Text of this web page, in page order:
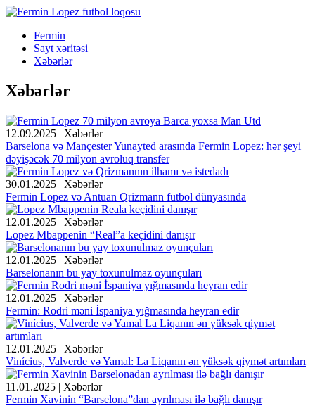
Fermin
Sayt xəritəsi
Xəbərlər
Xəbərlər
12.09.2025 | Xəbərlər
Barselona və Mançester Yunayted arasında Fermin Lopez: hər şeyi
dəyişəcək 70 milyon avroluq transfer
30.01.2025 | Xəbərlər
Fermin Lopez və Antuan Qrizmann futbol dünyasında
12.01.2025 | Xəbərlər
Lopez Mbappenin “Real”a keçidini danışır
12.01.2025 | Xəbərlər
Barselonanın bu yay toxunulmaz oyunçuları
12.01.2025 | Xəbərlər
Fermin: Rodri məni İspaniya yığmasında heyran edir
12.01.2025 | Xəbərlər
Vinícius, Valverde və Yamal: La Liqanın ən yüksək qiymət artımları
11.01.2025 | Xəbərlər
Fermin Xavinin “Barselona”dan ayrılması ilə bağlı danışır